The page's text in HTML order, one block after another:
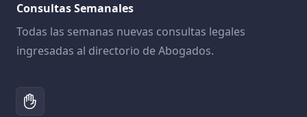
Consultas Semanales
Todas las semanas nuevas consultas legales
ingresadas al directorio de Abogados.